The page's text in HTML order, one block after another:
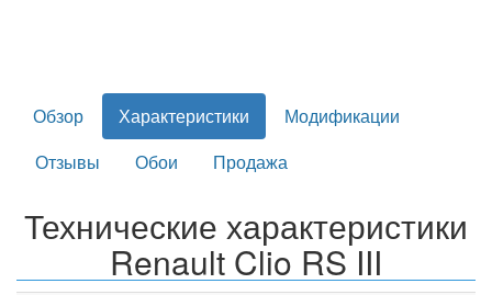
Обзор Характеристики
Модификации
Отзывы
Обои Продажа
Технические характеристики
Renault Clio RS III